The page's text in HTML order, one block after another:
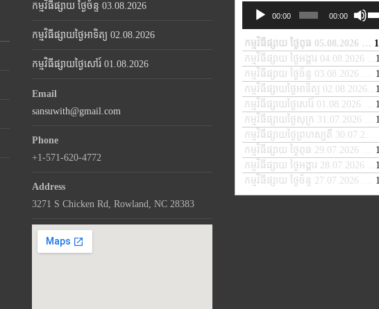
កម្មវិធីផ្សាយ ថ្ងៃច័ន្ទ 03.08.2026
កម្មវិធីផ្សាយថ្ងៃអាទិត្យ 02.08.2026
កម្មវិធីផ្សាយថ្ងៃសៅរ៍ 01.08.2026
Audio
Player
00:00 00:00
to
or
កម្មវិធីផ្សាយ ថ្ងៃពុធ 05.08.2026 —
កម្មវិធីផ្សាយ ថ្ងៃអង្គារ 04.08.2026 —
កម្មវិធីផ្សាយ ថ្ងៃច័ន្ទ 03.08.2026 —
កម្មវិធីផ្សាយថ្ងៃអាទិត្យ 02.08.2026
កម្មវិធីផ្សាយថ្ងៃសៅរ៍ 01.08.2026 —
កម្មវិធីផ្សាយថ្ងៃសុក្រ 31.07.2026 —
កម្មវិធីផ្សាយថ្ងៃព្រហស្បតិ៍ 30.07.2026
កម្មវិធីផ្សាយ ថ្ងៃពុធ 29.07.2026 —
កម្មវិធីផ្សាយ ថ្ងៃអង្គារ 28.07.2026 —
កម្មវិធីផ្សាយ ថ្ងៃច័ន្ទ 27.07.2026 —
Email
sansuwith@gmail.com
Phone
+1-571-620-4772
Address
3271 S Chicken Rd, Rowland, NC 28383